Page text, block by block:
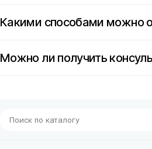
Какими способами можно
Можно ли получить